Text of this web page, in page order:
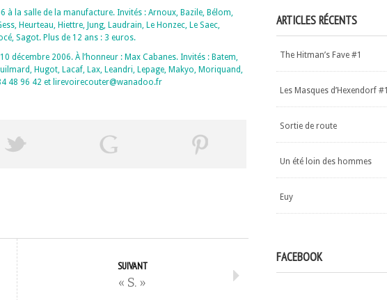
à la salle de la manufacture. Invités : Arnoux, Bazile, Bélom,
Heurteau, Hiettre, Jung, Laudrain, Le Honzec, Le Saec,
Sagot. Plus de 12 ans : 3 euros.
décembre 2006. À l’honneur : Max Cabanes. Invités : Batem,
Hugot, Lacaf, Lax, Leandri, Lepage, Makyo, Moriquand,
48 96 42 et lirevoirecouter@wanadoo.fr
SUIVANT
« S. »
ARTICLES RÉCENTS
The Hitman’s Fave #1
Les Masques d’Hexendorf #1
Sortie de route
Un été loin des hommes
Euy
FACEBOOK